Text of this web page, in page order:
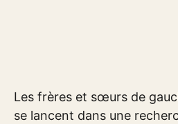
Les frères et sœurs de
se lancent dans une